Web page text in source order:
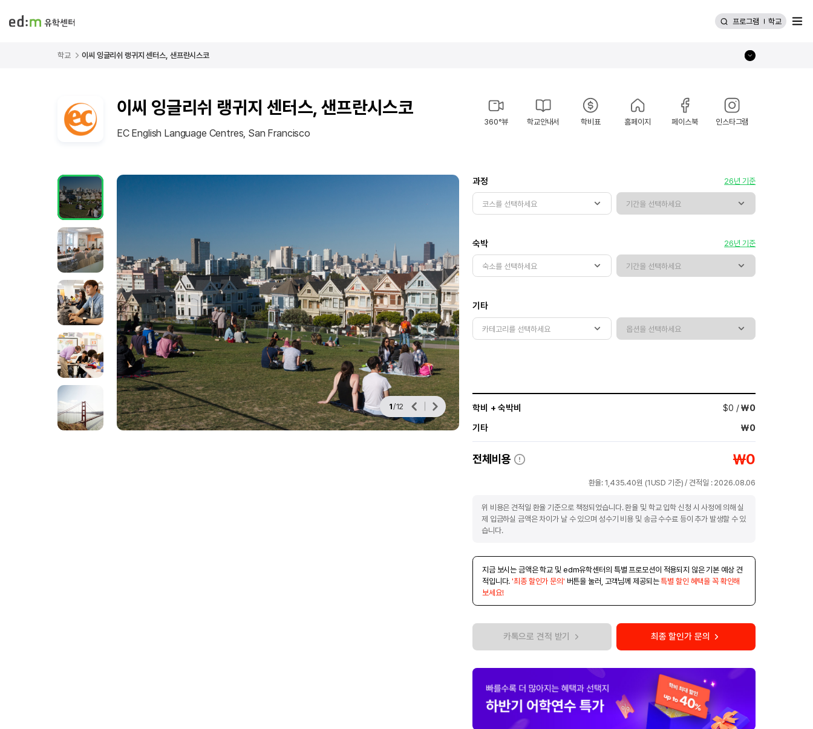
프로그램 학교
학교 이씨 잉글리쉬 랭귀지 센터스, 샌프란시스코
이씨 잉글리쉬 랭귀지 센터스, 샌프란시스코
EC English Language Centres, San Francisco
360°뷰 학교안내서 학비표 홈페이지 페이스북 인스타그램
1/12
과정 26년 기준
숙박 26년 기준
기타
학비 + 숙박비 $0 /￦0
기타
￦0
전체비용 ￦0
환율:1,435.40원 (1USD 기준) / 견적일 : 2026.08.06
위 비용은 견적일 환율 기준으로 책정되었습니다. 환율 및 학교 입학 신청 시 사정에 의해 실
제 입금하실 금액은 차이가 날 수 있으며 성수기 비용 및 송금 수수료 등이 추가 발생할 수 있
습니다.
지금 보시는 금액은 학교 및 edm유학센터의 특별 프로모션이 적용되지 않은 기본 예상 견
적입니다.'최종 할인가 문의' 버튼을 눌러, 고객님께 제공되는특별 할인 혜택을 꼭 확인해
보세요!
카톡으로 견적 받기 최종 할인가 문의